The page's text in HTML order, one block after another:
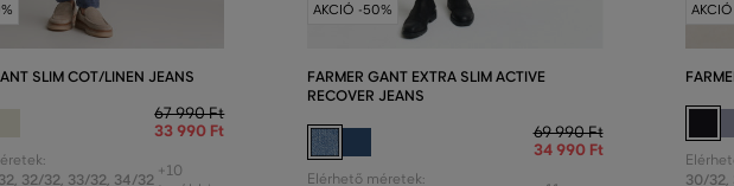
SLIM COT/LINEN JEANS
67 990 Ft
33 990 Ft
, 32/32, 33/32, 34/32 +10
AKCIÓ -50%
FARMER GANT EXTRA SLIM ACTIVE
RECOVER JEANS
69 990 Ft
34 990 Ft
Elérhető méretek: 30/32,